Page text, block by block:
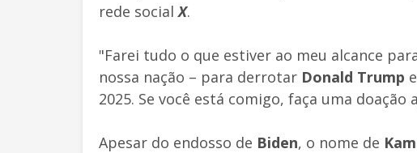
rede social X.
"Farei tudo o que estiver ao meu alcance
nossa nação – para derrotar Donald Trump
2025. Se você está comigo, faça uma
Apesar do endosso de Biden, o nome de